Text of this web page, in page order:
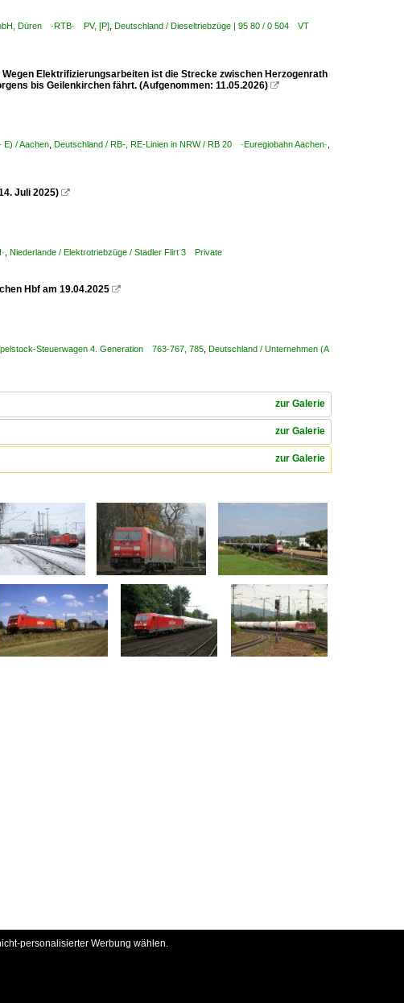
Düren ·RTB· PV, [P] Deutschland / Dieseltriebzüge | 95 80 / 0 504 VT
Elektrifizierungsarbeiten ist die Strecke zwischen Herzogenrath
bis Geilenkirchen fährt. (Aufgenommen: 11.05.2026) 
E) / Aachen Deutschland / RB-, RE-Linien in NRW / RB 20 ·Euregiobahn Aachen·
Juli 2025) 
Niederlande / Elektrotriebzüge / Stadler Flirt 3 Private
Hbf am 19.04.2025 
Steuerwagen 4. Generation 763-767, 785 Deutschland / Unternehmen (A
zur Galerie
zur Galerie
zur Galerie
personalisierter Werbung wählen.